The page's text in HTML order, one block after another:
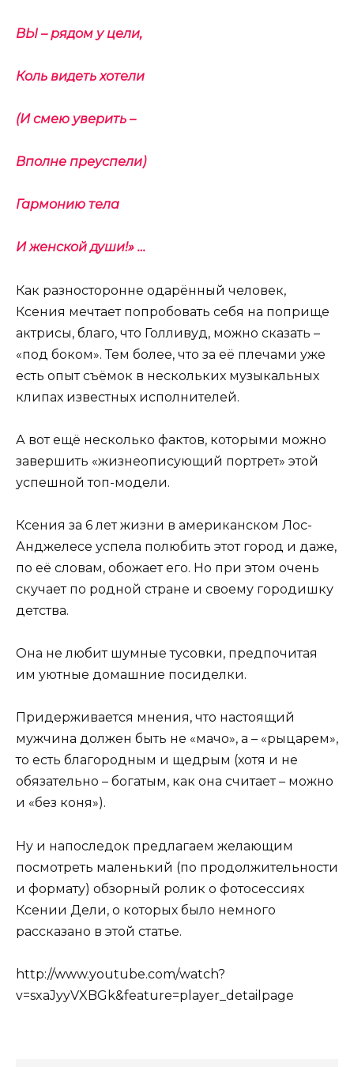
ВЫ – рядом у цели,
Коль видеть хотели
(И смею уверить –
Вполне преуспели)
Гармонию тела
И женской души!» …
Как разносторонне одарённый человек,
Ксения мечтает попробовать себя на поприще
актрисы, благо, что Голливуд, можно сказать –
«под боком». Тем более, что за её плечами уже
есть опыт съёмок в нескольких музыкальных
клипах известных исполнителей.
А вот ещё несколько фактов, которыми можно
завершить «жизнеописующий портрет» этой
успешной топ-модели.
Ксения за 6 лет жизни в американском Лос-
Анджелесе успела полюбить этот город и даже,
по её словам, обожает его. Но при этом очень
скучает по родной стране и своему городишку
детства.
Она не любит шумные тусовки, предпочитая
им уютные домашние посиделки.
Придерживается мнения, что настоящий
мужчина должен быть не «мачо», а – «рыцарем»,
то есть благородным и щедрым (хотя и не
обязательно – богатым, как она считает – можно
и «без коня»).
Ну и напоследок предлагаем желающим
посмотреть маленький (по продолжительности
и формату) обзорный ролик о фотосессиях
Ксении Дели, о которых было немного
рассказано в этой статье.
http://www.youtube.com/watch?
v=sxaJyyVXBGk&feature=player_detailpage